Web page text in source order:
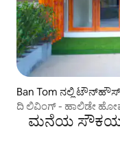
Ban Tom ನಲ್ಲಿ ಟೌನ್‌ಹೌಸ್
ದಿ ಲಿವಿಂಗ್ - ಹಾಲಿಡೇ
ಮನೆಯ